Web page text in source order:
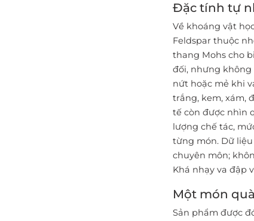
Đặc tính tự
Về khoáng vật
Feldspar thuộc
thang Mohs cho
đối, nhưng
nứt hoặc mẻ khi
trắng, kem, xám,
tế còn được nhìn
lượng chế tác,
từng món. Dữ
chuyên môn;
Khá nhạy va đập
Một món
Sản phẩm được